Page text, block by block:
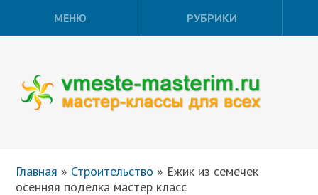
МЕНЮ РУБРИКИ
Главная » Строительство » Ежик из семечек
осенняя поделка мастер класс